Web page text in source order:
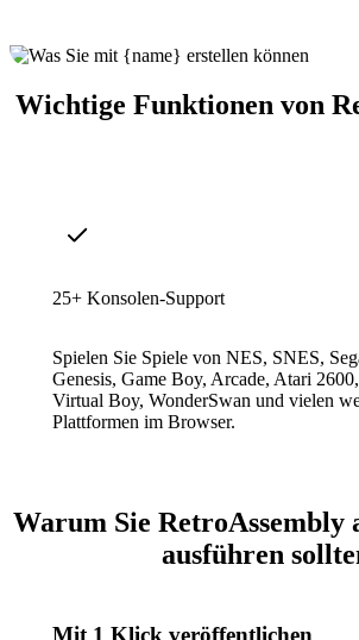
Wichtige Funktionen von
25+ Konsolen-Support
Spielen Sie Spiele von NES, SNES,
Genesis, Game Boy, Arcade, Atari 2600,
Virtual Boy, WonderSwan und vielen
Plattformen im Browser.
Warum Sie RetroAssembly
ausführen
Mit 1 Klick veröffentlichen